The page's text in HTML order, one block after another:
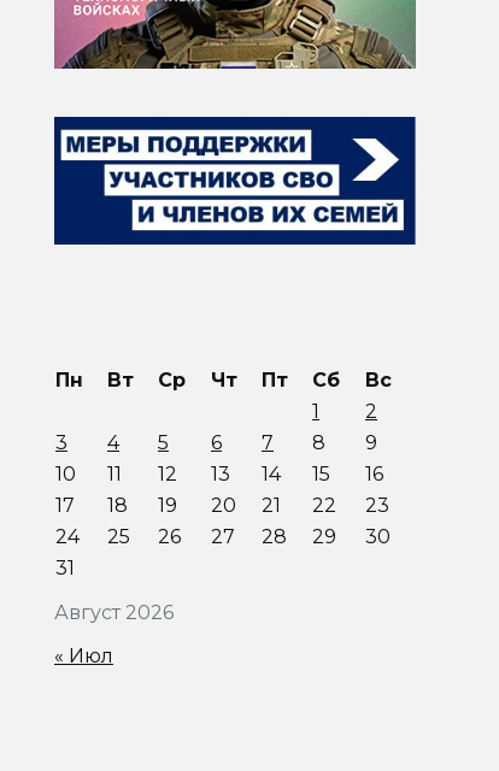
Август 2026
Пн Вт Ср Чт Пт Сб
Вс
1
2
3
4 5 6 7 8
9
10
11 12 13 14 15
16
17
18 19 20 21 22
23
24
25 26 27 28 29
30
31
« Июл